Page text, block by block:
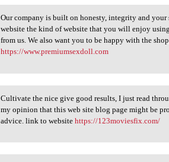
Our company is built on
Our company is built on honesty, integrity and
website the kind of website that you will enjoy
from us. We also want you to be happy with the
https://www.premiumsexdoll.com
Cultivate the nice give good
Cultivate the nice give good results, I just read
my opinion that this web site blog page might be
advice. link to websitehttps://123moviesfix.com/